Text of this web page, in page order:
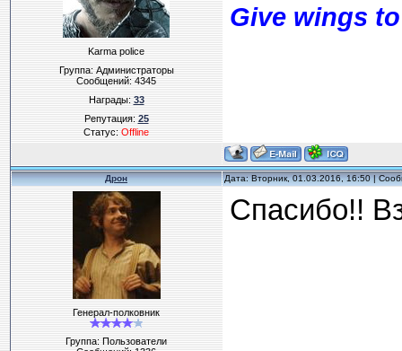
Karma police
Группа: Администраторы
Сообщений:4345
Награды:33
Репутация:25
Статус:Offline
Give wings
Дрон Дата: Вторник, 01.03.2016, 16:50 |
Генерал-полковник
Группа: Пользователи
Спасибо!!